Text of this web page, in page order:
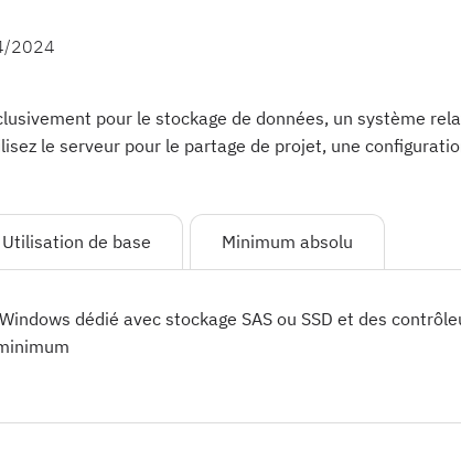
2024
pour le stockage de données, un système
le serveur pour le partage de projet, une
Utilisation de base Minimum absolu
dédié avec stockage SAS ou SSD et des